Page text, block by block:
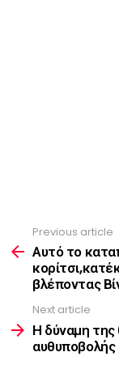
more
Previous article
Αυτό το
βλέποντας
Next article
Η δύναμη της
αυθυποβολής